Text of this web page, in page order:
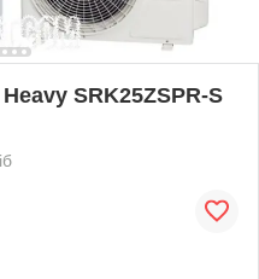
SRK25ZSPR-S